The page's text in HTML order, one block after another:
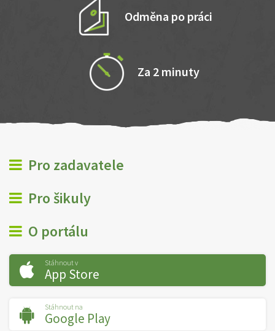
Odměna po práci
Za 2 minuty
Pro zadavatele
Pro šikuly
O portálu
Stáhnout v
App Store
Stáhnout na
Google Play